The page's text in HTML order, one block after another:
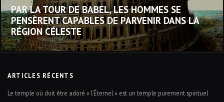
PAR LA TOUR DE BABEL, LES HOMMES SE
PENSÈRENT CAPABLES DE PARVENIR DANS LA
RÉGION CÉLESTE
ARTICLES RÉCENTS
Le temple où doit être adoré « l’Éternel » est un temple purement spirituel